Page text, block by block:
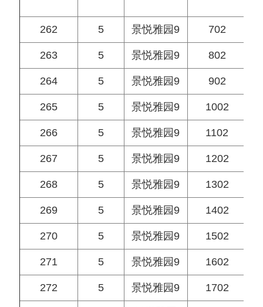
262 5 景悦雅园9 702
263 5 景悦雅园9 802
264 5 景悦雅园9 902
265 5 景悦雅园9 1002
266 5 景悦雅园9 1102
267 5 景悦雅园9 1202
268 5 景悦雅园9 1302
269 5 景悦雅园9 1402
270 5 景悦雅园9 1502
271 5 景悦雅园9 1602
272 5 景悦雅园9 1702